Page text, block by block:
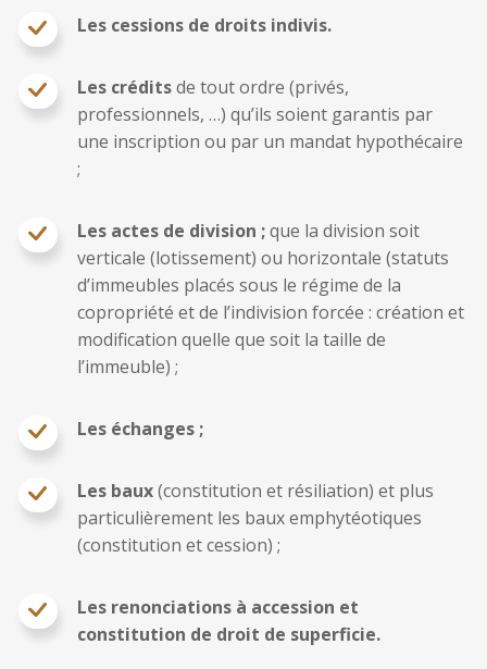
Les cessions de droits indivis.
Les créditsde tout ordre (privés,
professionnels, …) qu’ils soient garantis par
une inscription ou par un mandat hypothécaire
;
Les actes de division ;que la division soit
verticale (lotissement) ou horizontale (statuts
d’immeubles placés sous le régime de la
copropriété et de l’indivision forcée : création et
modification quelle que soit la taille de
l’immeuble) ;
Les échanges ;
Les baux(constitution et résiliation) et plus
particulièrement les baux emphytéotiques
(constitution et cession) ;
Les renonciations à accession et
constitution de droit de superficie.